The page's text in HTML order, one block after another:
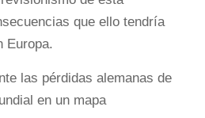
que ello tendría
Europa.
las pérdidas alemanas de
en un mapa